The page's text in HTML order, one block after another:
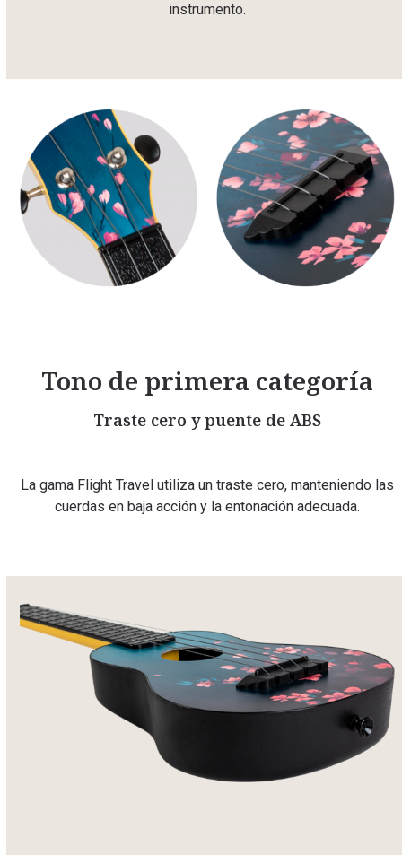
instrumento.
Tono de primera categoría
Traste cero y puente de ABS
La gama Flight Travel utiliza un traste cero, manteniendo las
cuerdas en baja acción y la entonación adecuada.